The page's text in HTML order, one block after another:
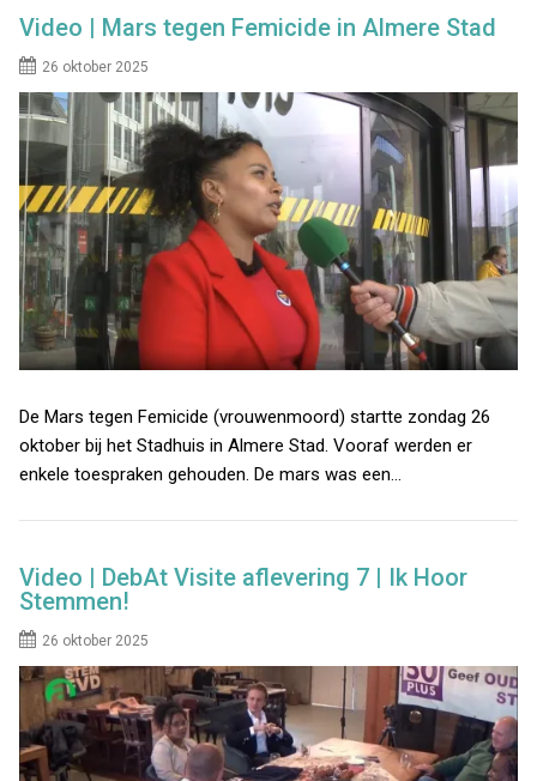
Video | Mars tegen Femicide in Almere Stad
26 oktober 2025
De Mars tegen Femicide (vrouwenmoord) startte zondag 26
oktober bij het Stadhuis in Almere Stad. Vooraf werden er
enkele toespraken gehouden. De mars was een…
Video | DebAt Visite aflevering 7 | Ik Hoor
Stemmen!
26 oktober 2025